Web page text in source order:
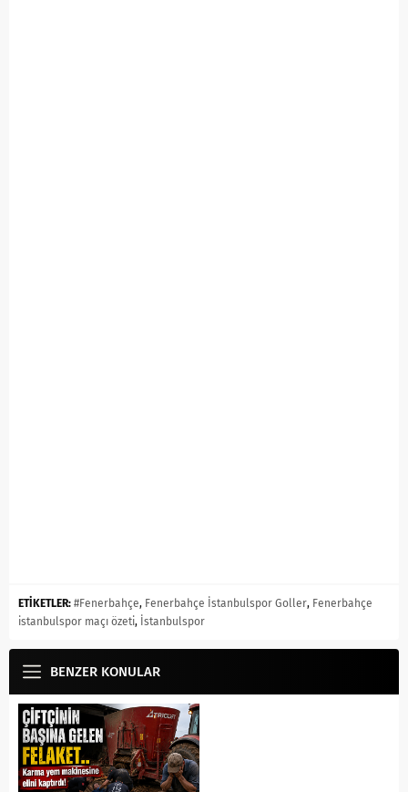
ETİKETLER: #Fenerbahçe, Fenerbahçe İstanbulspor Goller, Fenerbahçe
istanbulspor maçı özeti, İstanbulspor
BENZER KONULAR